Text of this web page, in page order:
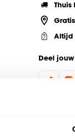
Thuis
Altijd
Deel